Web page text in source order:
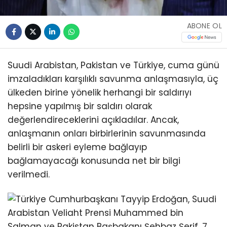
ABONE OL
Suudi Arabistan, Pakistan ve Türkiye, cuma günü
imzaladıkları karşılıklı savunma anlaşmasıyla, üç
ülkeden birine yönelik herhangi bir saldırıyı
hepsine yapılmış bir saldırı olarak
değerlendireceklerini açıkladılar. Ancak,
anlaşmanın onları birbirlerinin savunmasında
belirli bir askeri eyleme bağlayıp
bağlamayacağı konusunda net bir bilgi
verilmedi.